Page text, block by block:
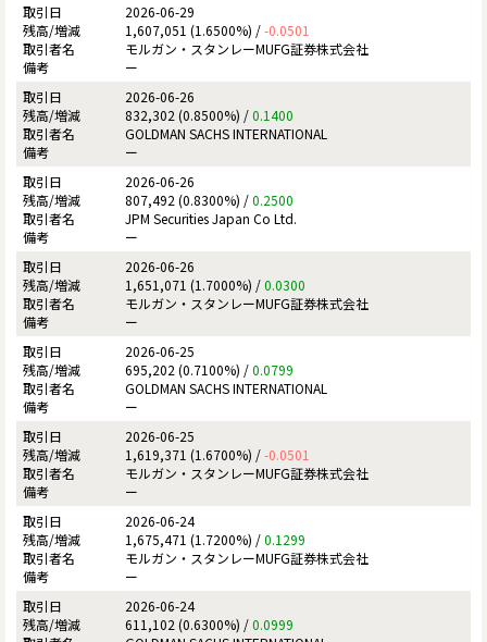
2026-06-29
1,607,051 (1.6500%) /-0.0501
モルガン・スタンレーMUFG証券株式会社
ー
2026-06-26
832,302 (0.8500%) /0.1400
GOLDMAN SACHS INTERNATIONAL
ー
2026-06-26
807,492 (0.8300%) /0.2500
JPM Securities Japan Co Ltd.
ー
2026-06-26
1,651,071 (1.7000%) /0.0300
モルガン・スタンレーMUFG証券株式会社
ー
2026-06-25
695,202 (0.7100%) /0.0799
GOLDMAN SACHS INTERNATIONAL
ー
2026-06-25
1,619,371 (1.6700%) /-0.0501
モルガン・スタンレーMUFG証券株式会社
ー
2026-06-24
1,675,471 (1.7200%) /0.1299
モルガン・スタンレーMUFG証券株式会社
ー
2026-06-24
611,102 (0.6300%) /0.0999